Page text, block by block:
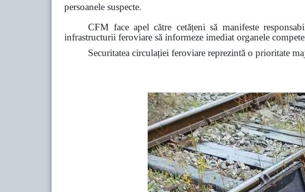
persoanele suspecte.
CFM face apel către cetățeni să manifeste
infrastructurii feroviare să informeze imediat organele
Securitatea circulației feroviare reprezintă o prioritate